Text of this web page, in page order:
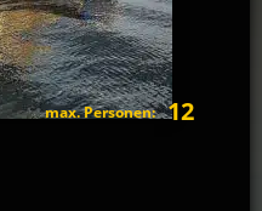
max. Personen: 12